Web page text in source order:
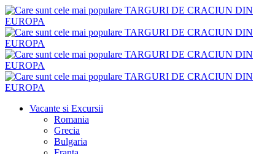
Vacante si Excursii
Romania
Grecia
Bulgaria